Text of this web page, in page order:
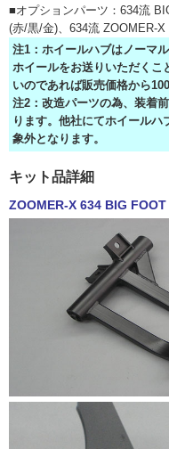
■オプションパーツ：634流
(赤/黒/金)、634流 ZOOMER-
注1：ホイールハブはノーマ
ホイールをお送りいただくこ
いのであれば販売価格から
注2：改造パーツの為、装着
ります。他社にてホイール
象外となります。
キット品詳細
ZOOMER-X 634 BIG FOOT